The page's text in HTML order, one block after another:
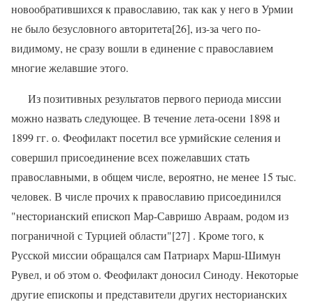
новообратившихся к православию, так как у него в Урмии
не было безусловного авторитета[26], из-за чего по-
видимому, не сразу вошли в единение с православием
многие желавшие этого.
Из позитивных результатов первого периода миссии
можно назвать следующее. В течение лета-осени 1898 и
1899 гг. о. Феофилакт посетил все урмийские селения и
совершил присоединение всех пожелавших стать
православными, в общем числе, вероятно, не менее 15 тыс.
человек. В числе прочих к православию присоединился
"несторианский епископ Мар-Савришо Авраам, родом из
пограничной с Турцией области"[27] . Кроме того, к
Русской миссии обращался сам Патриарх Марш-Шимун
Рувел, и об этом о. Феофилакт доносил Синоду. Некоторые
другие епископы и представители других несторианских